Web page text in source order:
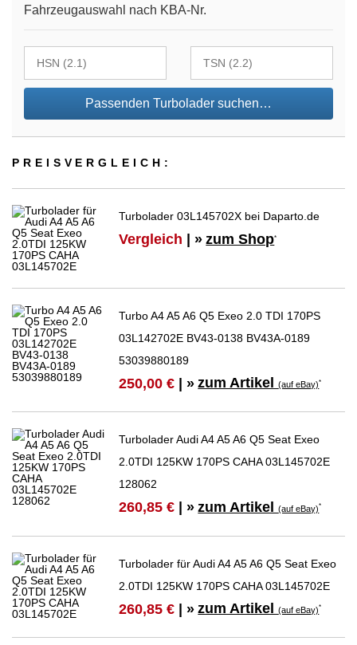
Fahrzeugauswahl nach KBA-Nr.
Passenden Turbolader suchen…
PREIS­VER­GLEICH:
Turbolader 03L145702X bei Daparto.de
Vergleich | » zum Shop*
Turbo A4 A5 A6 Q5 Exeo 2.0 TDI 170PS
03L142702E BV43-0138 BV43A-0189
53039880189
250,00 € | » zum Artikel(auf eBay)*
Turbolader Audi A4 A5 A6 Q5 Seat Exeo
2.0TDI 125KW 170PS CAHA 03L145702E
128062
260,85 € | » zum Artikel(auf eBay)*
Turbolader für Audi A4 A5 A6 Q5 Seat Exeo
2.0TDI 125KW 170PS CAHA 03L145702E
260,85 € | » zum Artikel(auf eBay)*